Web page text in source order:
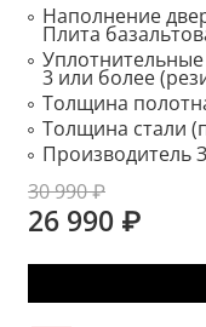
Наполнение
Плита
3 или более
Толщина
Толщина стали
Производитель
30 990 ₽
26 990 ₽